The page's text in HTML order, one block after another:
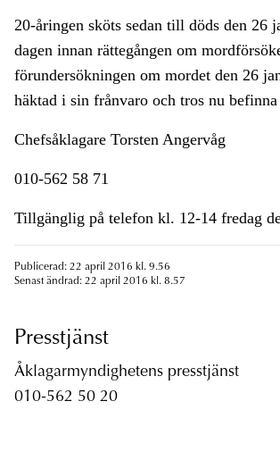
20-åringen sköts sedan till döds den 26
dagen innan rättegången om
förundersökningen om mordet den 26
häktad i sin frånvaro och tros nu
Chefsåklagare Torsten Angervåg
010-562 58 71
Tillgänglig på telefon kl. 12-14 fredag
Publicerad: 22 april 2016 kl. 9.56
Senast ändrad: 22 april 2016 kl. 8.57
Presstjänst
Åklagarmyndighetens presstjänst
010-562 50 20